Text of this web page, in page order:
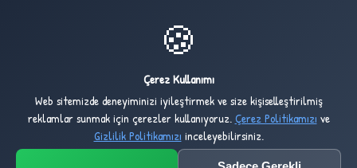
2,784
DÜN
1,027,524
TOPLAM
🍪
Çerez Kullanımı
Web sitemizde deneyiminizi iyileştirmek ve size kişiselleştirilmiş
reklamlar sunmak için çerezler kullanıyoruz.Çerez Politikamızı ve
Gizlilik Politikamızı inceleyebilirsiniz.